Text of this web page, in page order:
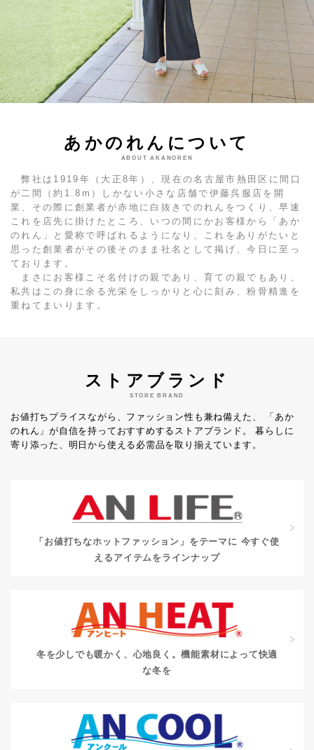
あかのれんについて
ABOUT AKANOREN
弊社は1919年（大正8年）、現在の名古屋市熱田区に間口
が二間（約1.8m）しかない小さな店舗で伊藤呉服店を開
業、その際に創業者が赤地に白抜きでのれんをつくり、早速
これを店先に掛けたところ、いつの間にかお客様から「あか
のれん」と愛称で呼ばれるようになり、これをありがたいと
思った創業者がその後そのまま社名として掲げ、今日に至っ
ております。
まさにお客様こそ名付けの親であり、育ての親でもあり、
私共はこの身に余る光栄をしっかりと心に刻み、粉骨精進を
重ねてまいります。
ストアブランド
STORE BRAND
お値打ちプライスながら、ファッション性も兼ね備えた、
「あか
のれん」が自信を持っておすすめするストアブランド。
暮らしに
寄り添った、明日から使える必需品を取り揃えています。
「お値打ちなホットファッション」をテーマに 今すぐ使
えるアイテムをラインナップ
冬を少しでも暖かく、心地良く。機能素材によって快適
な冬を